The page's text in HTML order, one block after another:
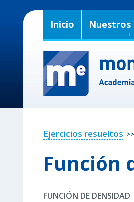
Inicio
Ejercicios resueltos >>
Función
FUNCIÓN DE DENSIDAD